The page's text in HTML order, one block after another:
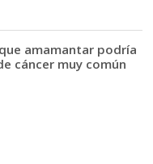
amamantar podría
cáncer muy común